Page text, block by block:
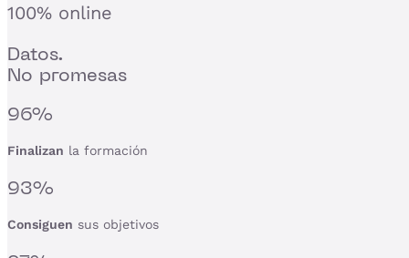
100% online
Datos.
No promesas
96%
Finalizan la formación
93%
Consiguen sus objetivos